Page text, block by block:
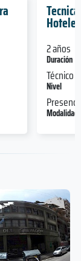
2 años
Duración
Técnico
Nivel
Modalidad